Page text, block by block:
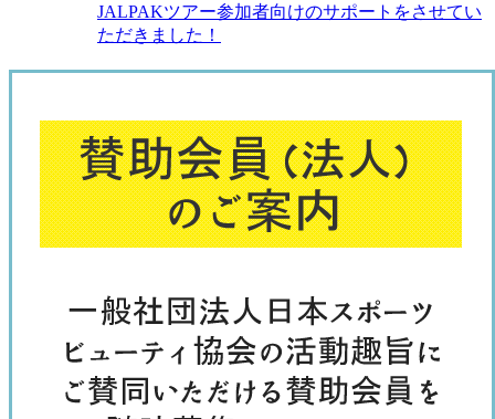
JALPAKツアー参加者向けのサポートをさせてい
ただきました！